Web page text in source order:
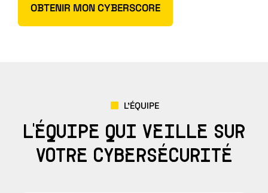
OBTENIR MON CYBERSCORE
L’ÉQUIPE
L'ÉQUIPE QUI VEILLE SUR
VOTRE CYBERSÉCURITÉ